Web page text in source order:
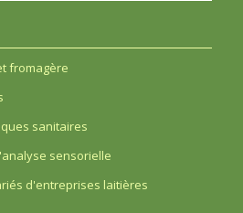
fromagère
sanitaires
sensorielle
d'entreprises laitières